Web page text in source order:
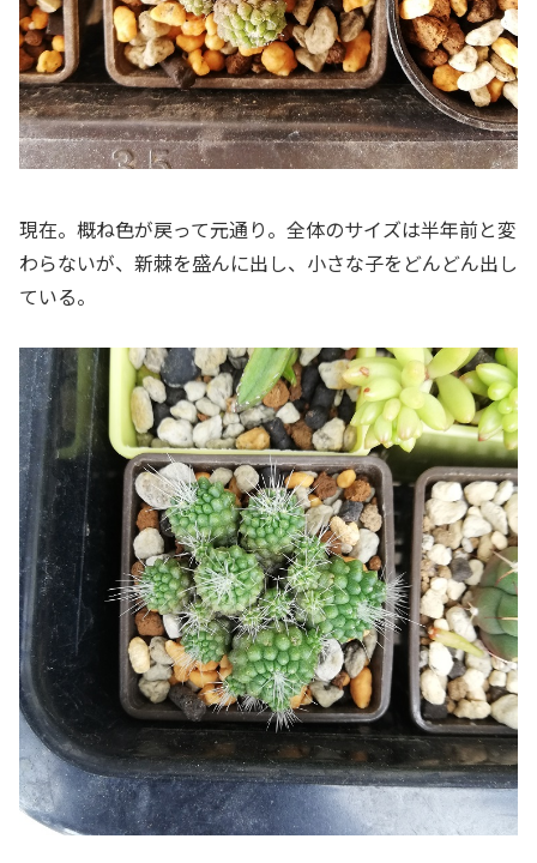
現在。概ね色が戻って元通り。全体のサイズは半年前と変
わらないが、新棘を盛んに出し、小さな子をどんどん出し
ている。